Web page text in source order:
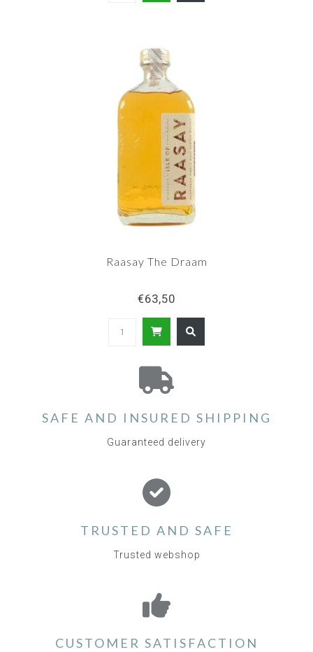
Raasay The Draam
€63,50
SAFE AND INSURED SHIPPING
Guaranteed delivery
TRUSTED AND SAFE
Trusted webshop
CUSTOMER SATISFACTION